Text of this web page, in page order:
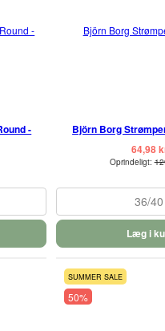
-
Björn Borg
64,98
Oprindeligt:
36/40
Læg i
SUMMER SALE
50%